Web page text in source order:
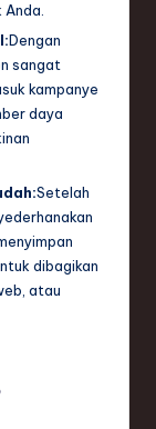
Anda.
Dengan
sangat
kampanye
daya
Setelah
dibagikan
atau